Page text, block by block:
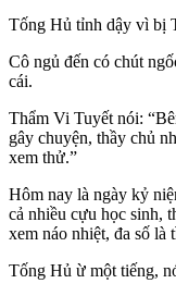
Tống Hủ tỉnh dậy vì bị
Cô ngủ đến có chút
cái.
Thẩm Vi Tuyết nói:
gây chuyện, thầy chủ
xem thử.”
Hôm nay là ngày kỷ
cả nhiều cựu học sinh,
xem náo nhiệt, đa số là
Tống Hủ ừ một tiếng,